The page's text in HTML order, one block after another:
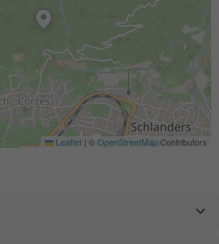
Leaflet | ©OpenStreetMapContributors